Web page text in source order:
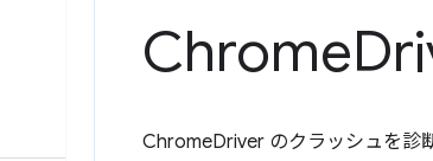
Chrome
ChromeDriver のクラッシュを診